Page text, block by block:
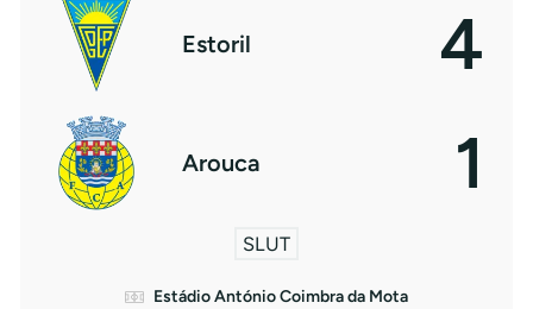
Estoril 4
Arouca 1
SLUT
Estádio António Coimbra da Mota